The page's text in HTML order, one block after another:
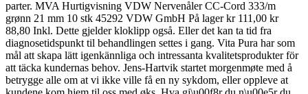
parter. MVA Hurtigvisning VDW Nervenåler CC-Cord 333/m
grønn 21 mm 10 stk 45292 VDW GmbH På lager kr 111,00 kr
88,80 Inkl. Dette gjelder kloklipp også. Eller det kan ta tid fra
diagnosetidspunkt til behandlingen settes i gang. Vita Pura har som
mål att skapa lätt igenkännliga och intressanta kvalitetsprodukter för
att täcka kundernas behov. Jens-Hartvik startet morgenmøte med å
betrygge alle om at vi ikke ville få en ny sykdom, eller oppleve at